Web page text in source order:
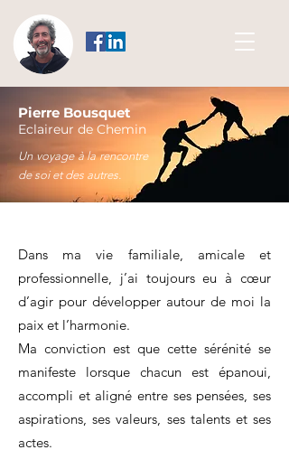
Pierre Bousquet
Eclaireur de Chemin
Un voyage à la rencontre
desoiet des autres.
Dans ma vie familiale, amicale et
professionnelle, j’ai toujours eu à cœur
d’agir pour développer autour de moi la
paix et l’harmonie.
Ma conviction est que cette sérénité se
manifeste lorsque chacun est épanoui,
accompli et aligné entre ses pensées, ses
aspirations, ses valeurs, ses talents et ses
actes.